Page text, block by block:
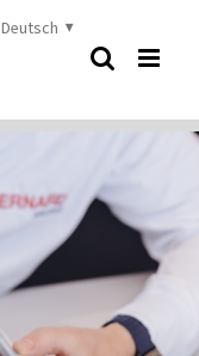
Deutsch